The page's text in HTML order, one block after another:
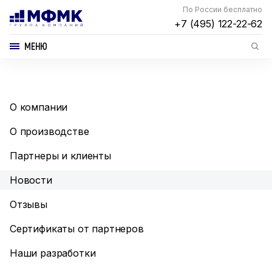
По России бесплатно
+7 (495) 122-22-62
МЕНЮ
О компании
О производстве
Партнеры и клиенты
Новости
Отзывы
Сертификаты от партнеров
Наши разработки